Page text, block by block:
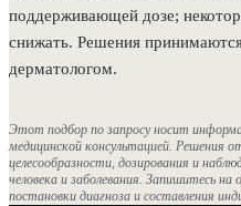
поддерживающей дозе;
снижать. Решения
дерматологом.
Этот подбор по запросу носит
медицинской консультацией. Решения
целесообразности, дозирования и
человека и заболевания. Запишитесь
постановки диагноза и составления